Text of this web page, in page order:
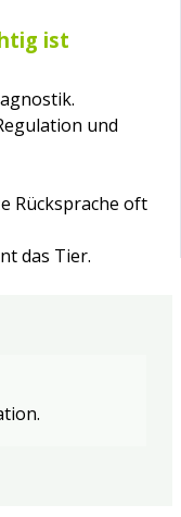
ist
und
Rücksprache oft
das Tier.